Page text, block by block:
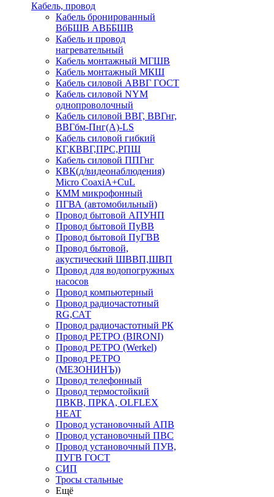
Кабель, провод
Кабель бронированный
ВбБШВ АВББШВ
Кабель и провод
нагревательный
Кабель монтажный МГШВ
Кабель монтажный МКШ
Кабель силовой АВВГ ГОСТ
Кабель силовой NYM
однопроволочный
Кабель силовой ВВГ, ВВГнг,
ВВГбм-Пнг(А)-LS
Кабель силовой гибкий
КГ,КВВГ,ПРС,РПШ
Кабель силовой ППГнг
КВК(д/видеонаблюдения)
Micro CoaxiA+CuL
КММ микрофонный
ПГВА (автомобильный)
Провод бытовой АПУНП
Провод бытовой ПуВВ
Провод бытовой ПуГВВ
Провод бытовой,
акустический ШВВП,ШВП
Провод для водопогружных
насосов
Провод компьютерный
Провод радиочастотный
RG,САТ
Провод радиочастотный РК
Провод РЕТРО (BIRONI)
Провод РЕТРО (Werkel)
Провод РЕТРО
(МЕЗОНИНЪ))
Провод телефонный
Провод термостойкий
ПВКВ, ПРКА, OLFLEX
HEAT
Провод установочный АПВ
Провод установочный ПВС
Провод установочный ПУВ,
ПУГВ ГОСТ
СИП
Тросы стальные
Ещё